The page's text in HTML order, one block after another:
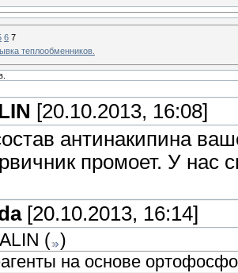
6 7
теплообменников.
[20.10.2013, 16:08]
антинакипина
промоет. У нас
[20.10.2013, 16:14]
( )
на основе